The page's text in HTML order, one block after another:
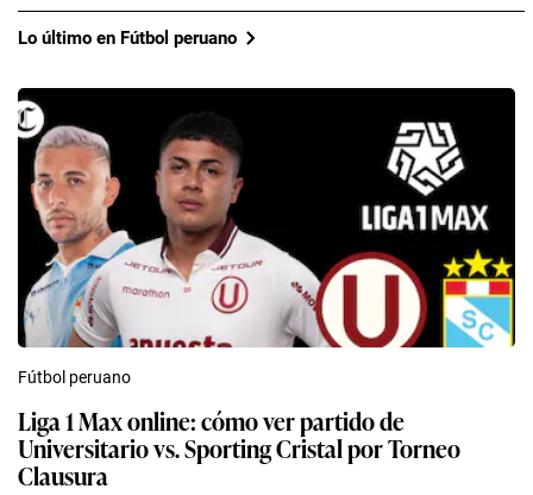
Lo último en Fútbol peruano
Fútbol peruano
Liga 1 Max online: cómo ver partido de
Universitario vs. Sporting Cristal por Torneo
Clausura